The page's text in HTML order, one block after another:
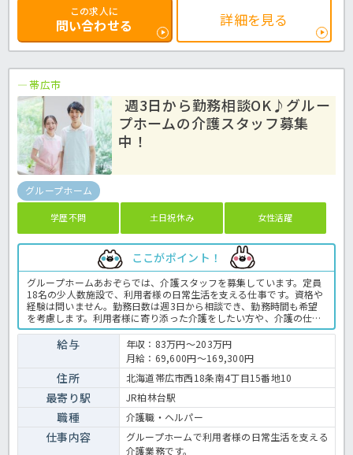
この求人に
問い合わせる 詳細を見る
帯広市
週3日から勤務相談OK♪グルー
プホームの介護スタッフ募集
中！
グループホーム
学歴不問 土日祝休み 女性活躍
ここがポイント！
グループホームあおぞらでは、介護スタッフを募集しています。定員
18名の少人数施設で、利用者様の日常生活を支える仕事です。資格や
経験は問いません。勤務日数は週3日から相談でき、勤務時間も希望
を考慮します。利用者様に寄り添った介護をしたい方や、介護の仕事
に挑戦したい方を歓迎します。家庭やプライベートと両立しながら働
きたい方にもおすすめの求人です！ぜひほっ介護までお気軽にお問い
合わせくださいね。＜介護職 パート グループホームの求人＞
給与
年収：83万円～203万円
月給：69,600円～169,300円
住所 北海道帯広市西18条南4丁目15番地10
最寄り駅 JR柏林台駅
職種 介護職・ヘルパー
仕事内容
グループホームで利用者様の日常生活を支える
介護業務です。